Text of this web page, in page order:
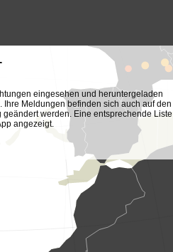
eingesehen und heruntergeladen
Meldungen befinden sich auch auf den
werden. Eine entsprechende Liste
angezeigt.